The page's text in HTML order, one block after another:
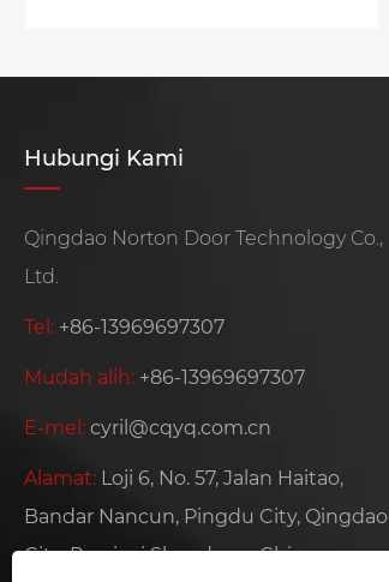
Hubungi Kami
Qingdao Norton Door Technology Co.,
Ltd.
Tel: +86-13969697307
Mudah alih: +86-13969697307
E-mel: cyril@cqyq.com.cn
Alamat: Loji 6, No. 57, Jalan Haitao,
Bandar Nancun, Pingdu City, Qingdao
City, Provinsi Shandong, China